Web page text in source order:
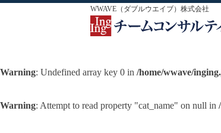
WWAVE（ダブルウエイブ）株式会社
Warning: Undefined array key 0 in /home/wwave/
Warning: Attempt to read property "cat_name" on null in